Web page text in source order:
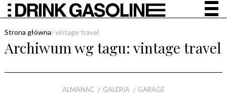
Strona główna/vintage travel
Archiwum wg tagu: vintage travel
ALMANAC GALERIA GARAGE